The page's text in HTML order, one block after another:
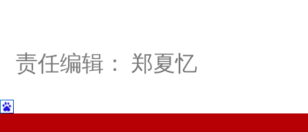
责任编辑： 郑夏忆